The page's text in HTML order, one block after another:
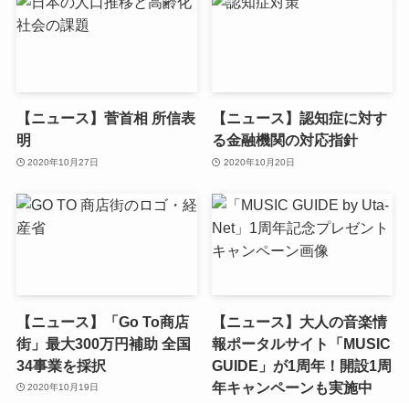
【ニュース】菅首相 所信表
明
2020年10月27日
【ニュース】認知症に対す
る金融機関の対応指針
2020年10月20日
【ニュース】「Go To商店
街」最大300万円補助 全国
34事業を採択
2020年10月19日
【ニュース】大人の音楽情
報ポータルサイト「MUSIC
GUIDE」が1周年！開設1周
年キャンペーンも実施中